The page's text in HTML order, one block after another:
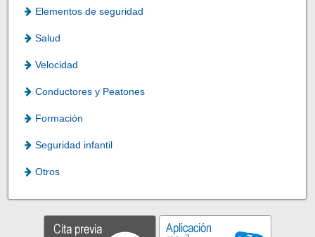
Elementos de seguridad
Salud
Velocidad
Conductores y Peatones
Formación
Seguridad infantil
Otros